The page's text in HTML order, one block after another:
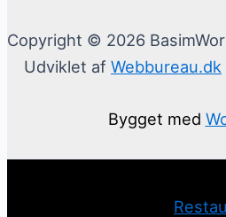
Copyright © 2026
Udviklet af Webbureau.dk
Bygget med